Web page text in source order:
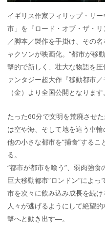
イギリス作家フィリップ・リ
市」を『ロード・オブ・ザ・
／脚本／製作を手掛け、その
ャクソンが映画化。“都市が移
撃的で新しく、壮大な物語を
ァンタジー超大作『移動都市
（金）より全国公開となります。
たった60分で文明を荒廃させ
は空や海、そして地を這う車輪
他の小さな都市を“捕食”する
る。
“都市が都市を喰う”、弱肉強食
巨大移動都市“ロンドン”によ
市を次々に飲み込み成長を続
人々が逃げるようにして絶望
撃へと動き出す―。